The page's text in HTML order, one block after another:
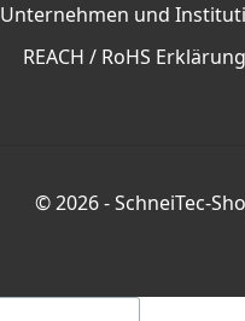
Unternehmen und
REACH / RoHS
© 2026 -SchneiTec-